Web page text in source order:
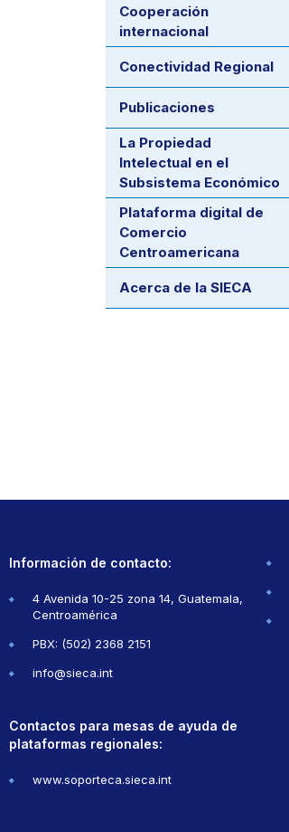
Cooperación
internacional
Conectividad Regional
Publicaciones
La Propiedad
Intelectual en el
Subsistema Económico
Plataforma digital de
Comercio
Centroamericana
Acerca de la SIECA
Información de contacto:
4 Avenida 10-25 zona 14, Guatemala,
Centroamérica
PBX: (502) 2368 2151
info@sieca.int
Contactos para mesas de ayuda de
plataformas regionales:
www.soporteca.sieca.int